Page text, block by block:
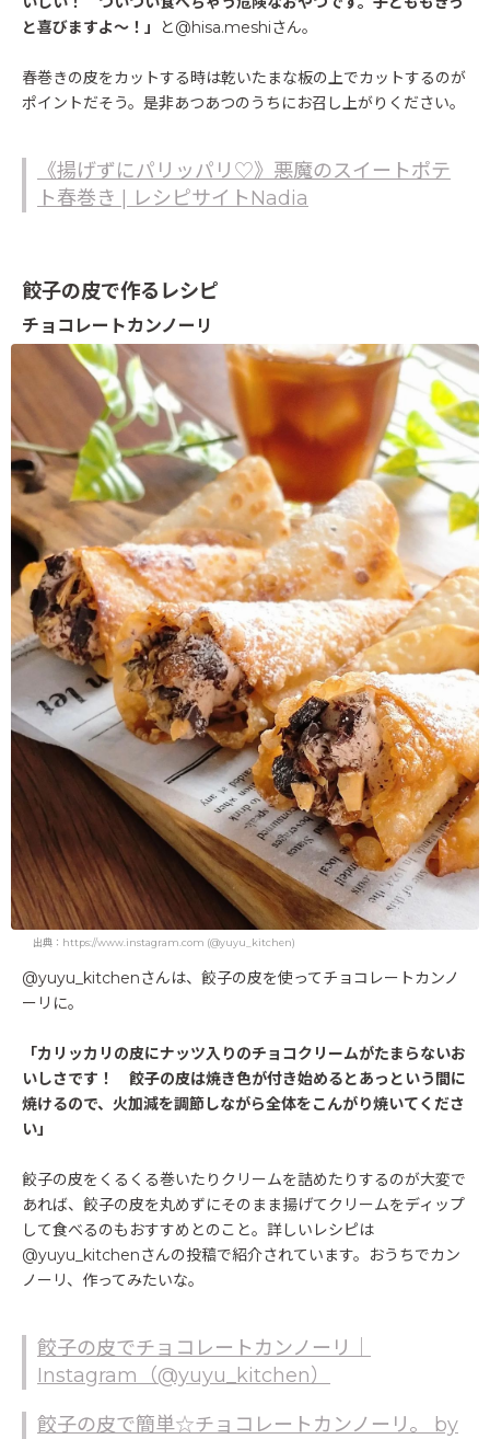
と喜びますよ〜！」
と@hisa.meshiさん。
春巻きの皮をカットする時は乾いたまな板の上でカットするのが
ポイントだそう。是非あつあつのうちにお召し上がりください。
《揚げずにパリッパリ♡》悪魔のスイートポテ
ト春巻き | レシピサイトNadia
餃子の皮で作るレシピ
チョコレートカンノーリ
出典：https://www.instagram.com (@yuyu_kitchen)
@yuyu_kitchenさんは、餃子の皮を使ってチョコレートカンノ
ーリに。
「カリッカリの皮にナッツ入りのチョコクリームがたまらないお
いしさです！ 餃子の皮は焼き色が付き始めるとあっという間に
焼けるので、火加減を調節しながら全体をこんがり焼いてくださ
い」
餃子の皮をくるくる巻いたりクリームを詰めたりするのが大変で
あれば、餃子の皮を丸めずにそのまま揚げてクリームをディップ
して食べるのもおすすめとのこと。詳しいレシピは
@yuyu_kitchenさんの投稿で紹介されています。おうちでカン
ノーリ、作ってみたいな。
餃子の皮でチョコレートカンノーリ｜
Instagram（@yuyu_kitchen）
餃子の皮で簡単☆チョコレートカンノーリ。 by